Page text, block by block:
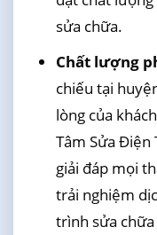
sửa chữa.
Chất lượng
chiếu tại
lòng của
Tâm Sửa Điện
giải đáp mọi
trải nghiệm
trình sửa